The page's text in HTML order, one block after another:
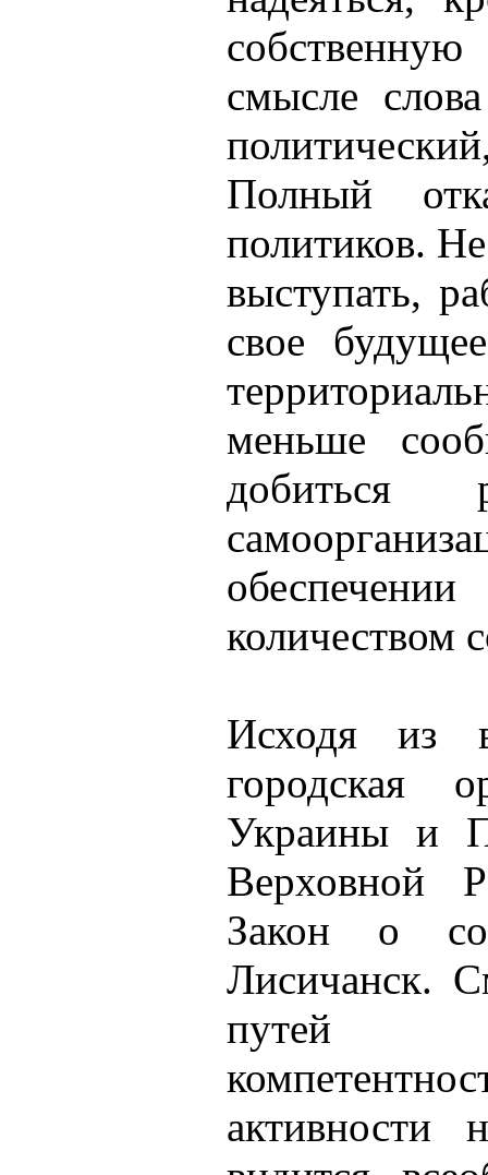
смысле
Полный
политиков.
выступать,
свое
меньше
добиться
количеством
Исходя из
городская
Украины и
Верховной
Закон о
Лисичанск.
путей
активности